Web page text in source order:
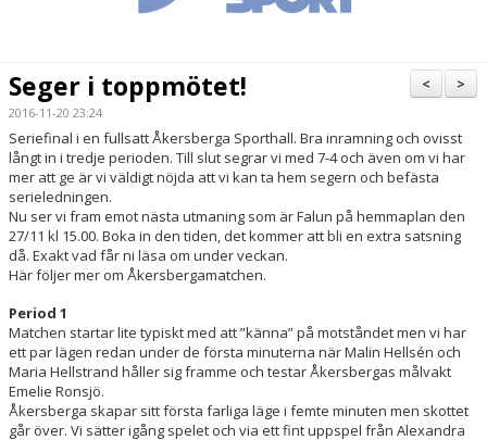
BILDGALLERI
DOKUMENT
KONTAKT
MATCHER
LAGETS INSTA
>
<
Seger i toppmötet!
2016-11-20 23:24
Seriefinal i en fullsatt Åkersberga Sporthall. Bra inramning och ovisst
långt in i tredje perioden. Till slut segrar vi med 7-4 och även om vi har
mer att ge är vi väldigt nöjda att vi kan ta hem segern och befästa
serieledningen.
Nu ser vi fram emot nästa utmaning som är Falun på hemmaplan den
27/11 kl 15.00. Boka in den tiden, det kommer att bli en extra satsning
då. Exakt vad får ni läsa om under veckan.
Här följer mer om Åkersbergamatchen.
Period 1
Matchen startar lite typiskt med att ”känna” på motståndet men vi har
ett par lägen redan under de första minuterna när Malin Hellsén och
Maria Hellstrand håller sig framme och testar Åkersbergas målvakt
Emelie Ronsjö.
Åkersberga skapar sitt första farliga läge i femte minuten men skottet
går över. Vi sätter igång spelet och via ett fint uppspel från Alexandra